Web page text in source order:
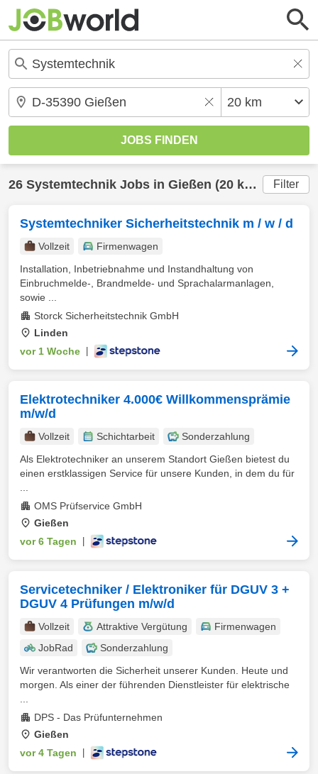
26 Systemtechnik Jobs in Gießen (20 km) gefunden Filter
Systemtechniker Sicherheitstechnik m / w / d
Vollzeit
Firmenwagen
Installation, Inbetriebnahme und Instandhaltung von
Einbruchmelde-, Brandmelde- und Sprachalarmanlagen,
sowie ...
Storck Sicherheitstechnik GmbH
Linden
vor 1 Woche
Elektrotechniker 4.000€ Willkommensprämie
m/w/d
Vollzeit Schichtarbeit
Sonderzahlung
Als Elektrotechniker an unserem Standort Gießen bietest du
einen erstklassigen Service für unsere Kunden, in dem du für
OMS Prüfservice GmbH
Gießen
vor 6 Tagen
Servicetechniker / Elektroniker für DGUV 3 +
DGUV 4 Prüfungen m/w/d
Vollzeit Attraktive Vergütung
Firmenwagen
JobRad
Sonderzahlung
Wir verantworten die Sicherheit unserer Kunden. Heute und
morgen. Als einer der führenden Dienstleister für elektrische
DPS - Das Prüfunternehmen
Gießen
vor 4 Tagen